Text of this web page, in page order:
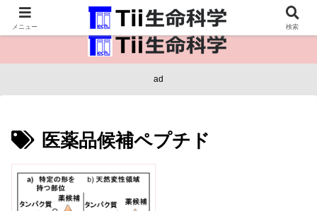
医療保健・生命・生物の情報インフラ。
ad
医薬品候補ペプチド
メニュー 検索